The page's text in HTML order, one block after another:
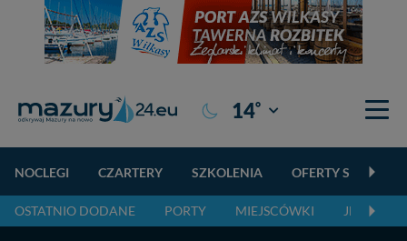
14° Giżycko
NOCLEGI CZARTERY SZKOLENIA OFERTY
OSTATNIO DODANE PORTY MIEJSCÓWKI JEZIORA,